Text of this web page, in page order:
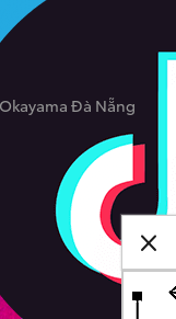
Đà Nẵng